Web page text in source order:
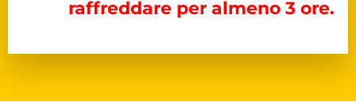
raffreddare per almeno 3 ore.